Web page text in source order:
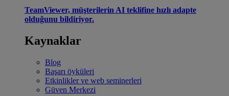
TeamViewer, müşterilerin AI teklifine hızlı adapte
olduğunu bildiriyor.
Kaynaklar
Blog
Başarı öyküleri
Etkinlikler ve web seminerleri
Güven Merkezi